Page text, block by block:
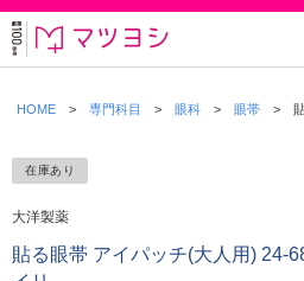
HOME 専門科目 眼科 眼帯
在庫あり
大洋製薬
貼る眼帯 アイパッチ(大人用) 24-